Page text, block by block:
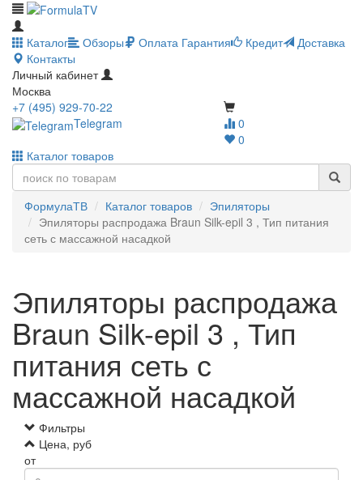
Каталог Обзоры Оплата Гарантия Кредит
Доставка
Контакты
Личный кабинет
Москва
0
0
+7 (495) 929-70-22
Telegram
Каталог товаров
ФормулаТВ Каталог товаров
Эпиляторы
Эпиляторы распродажа Braun Silk-epil 3 , Тип питания
сеть с массажной насадкой
Эпиляторы распродажа
Braun Silk-epil 3 , Тип
питания сеть с
массажной насадкой
Фильтры
Цена, руб
от